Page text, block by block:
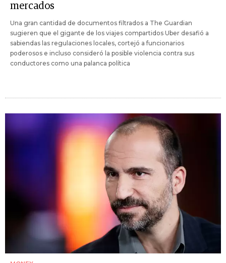
mercados
Una gran cantidad de documentos filtrados a The Guardian
sugieren que el gigante de los viajes compartidos Uber desafió a
sabiendas las regulaciones locales, cortejó a funcionarios
poderosos e incluso consideró la posible violencia contra sus
conductores como una palanca política